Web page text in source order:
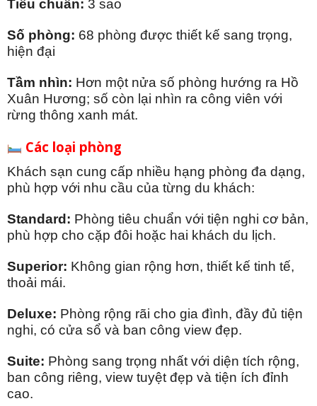
Tiêu chuẩn: 3 sao
Số phòng: 68 phòng được thiết kế sang trọng,
hiện đại
Tầm nhìn: Hơn một nửa số phòng hướng ra Hồ
Xuân Hương; số còn lại nhìn ra công viên với
rừng thông xanh mát.
Các loại phòng
Khách sạn cung cấp nhiều hạng phòng đa dạng,
phù hợp với nhu cầu của từng du khách:
Standard: Phòng tiêu chuẩn với tiện nghi cơ bản,
phù hợp cho cặp đôi hoặc hai khách du lịch.
Superior: Không gian rộng hơn, thiết kế tinh tế,
thoải mái.
Deluxe: Phòng rộng rãi cho gia đình, đầy đủ tiện
nghi, có cửa sổ và ban công view đẹp.
Suite: Phòng sang trọng nhất với diện tích rộng,
ban công riêng, view tuyệt đẹp và tiện ích đỉnh
cao.